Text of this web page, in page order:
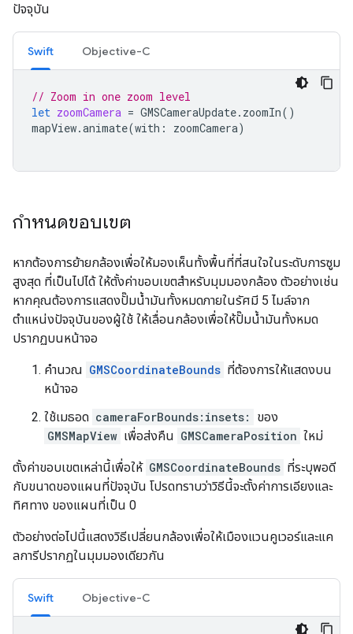
ปัจจุบัน
Swift Objective-C
// Zoom in one zoom level
let zoomCamera = GMSCameraUpdate. zoomIn()
mapView.animate(with : zoomCamera)
กำหนดขอบเขต
หากต้องการย้ายกล้องเพื่อให้มองเห็นทั้งพื้นที่ที่สนใจในระดับการซูม
สูงสุด ที่เป็นไปได้ ให้ตั้งค่าขอบเขตสำหรับมุมมองกล้อง ตัวอย่างเช่น
หากคุณต้องการแสดงปั๊มน้ำมันทั้งหมดภายในรัศมี 5 ไมล์จาก
ตำแหน่งปัจจุบันของผู้ใช้ ให้เลื่อนกล้องเพื่อให้ปั๊มน้ำมันทั้งหมด
ปรากฏบนหน้าจอ
คำนวณ GMSCoordinateBounds ที่ต้องการให้แสดงบน
หน้าจอ
ใช้เมธอด cameraForBounds:insets:
ของ
GMSMapView เพื่อส่งคืน GMSCameraPosition ใหม่
ตั้งค่าขอบเขตเหล่านี้เพื่อให้ GMSCoordinateBounds ที่ระบุพอดี
กับขนาดของแผนที่ปัจจุบัน โปรดทราบว่าวิธีนี้จะตั้งค่าการเอียงและ
ทิศทาง ของแผนที่เป็น 0
ตัวอย่างต่อไปนี้แสดงวิธีเปลี่ยนกล้องเพื่อให้เมืองแวนคูเวอร์และแค
ลการีปรากฏในมุมมองเดียวกัน
Swift Objective-C